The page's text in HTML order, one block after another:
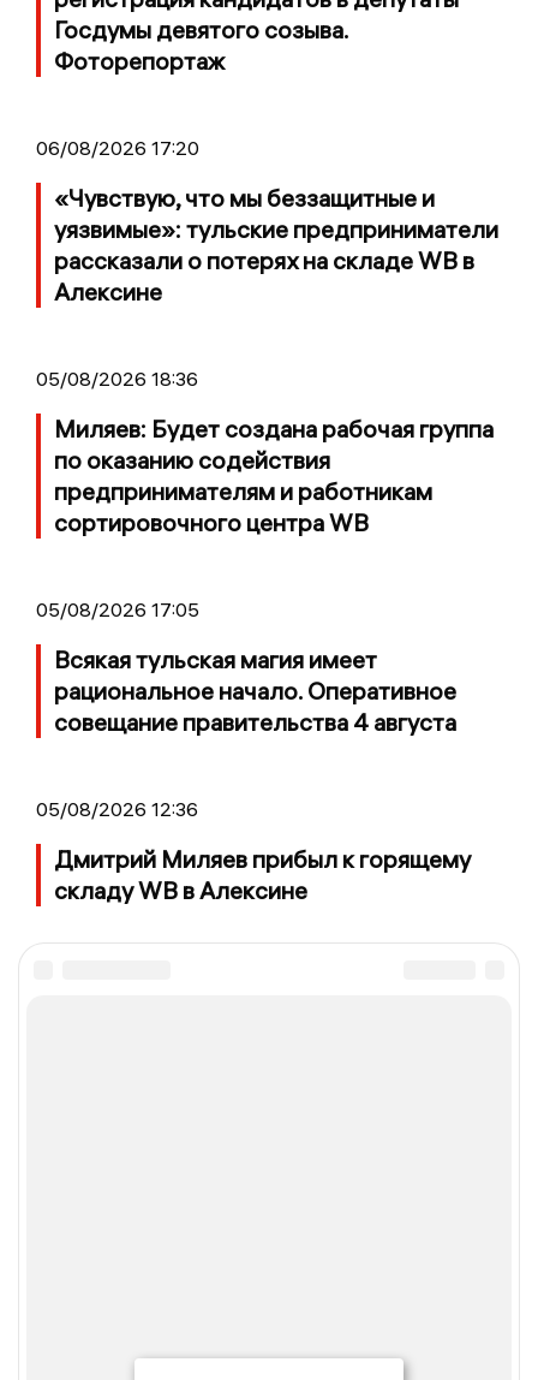
Госдумы девятого созыва.
Фоторепортаж
06/08/2026 17:20
«Чувствую, что мы беззащитные и
уязвимые»: тульские предприниматели
рассказали о потерях на складе WB в
Алексине
05/08/2026 18:36
Миляев: Будет создана рабочая группа
по оказанию содействия
предпринимателям и работникам
сортировочного центра WB
05/08/2026 17:05
Всякая тульская магия имеет
рациональное начало. Оперативное
совещание правительства 4 августа
05/08/2026 12:36
Дмитрий Миляев прибыл к горящему
складу WB в Алексине